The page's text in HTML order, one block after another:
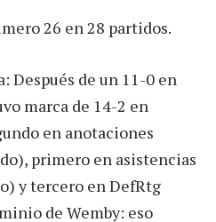
26 en 28 partidos.
Después de un 11-0 en
marca de 14-2 en
en anotaciones
primero en asistencias
y tercero en DefRtg
de Wemby: eso